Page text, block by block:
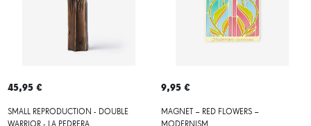
45,95 €
SMALL REPRODUCTION - DOUBLE
9,95 €
MAGNET – RED FLOWERS –